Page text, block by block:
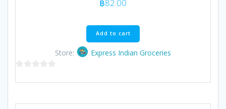
฿82.00
Add to cart
Store: Express Indian Groceries